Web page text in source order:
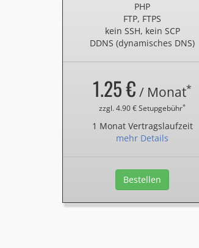
PHP
FTP, FTPS
kein SSH, kein SCP
DDNS (dynamisches DNS)
1.25 € / Monat*
zzgl. 4.90 € Setupgebühr*
1 Monat Vertragslaufzeit
mehr Details
Bestellen